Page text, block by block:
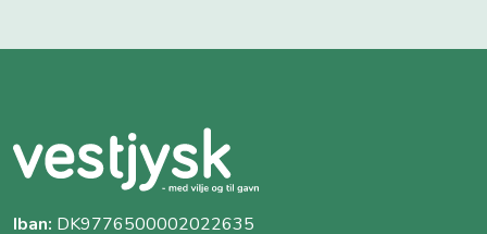
Iban: DK9776500002022635